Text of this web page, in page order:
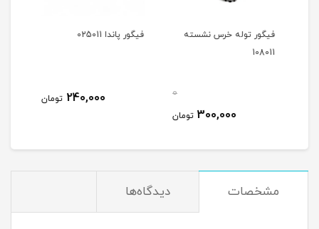
فیگور توله خرس نشسته
108011
0
300,000 تومان
فیگور پاندا 025011
240,000 تومان
مشخصات دیدگاه‌ها